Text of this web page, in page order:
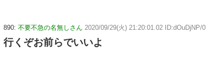
890: 不要不急の名無しさん 2020/09/29(火) 21:20:01.02 ID:dOuDjNP/0
行くぞお前らでいいよ